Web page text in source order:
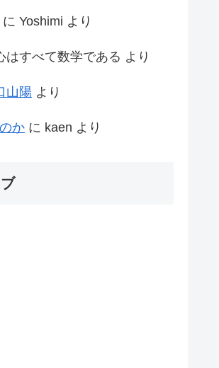
に Yoshimi より
はすべて数学である より
山陽 より
か に kaen より